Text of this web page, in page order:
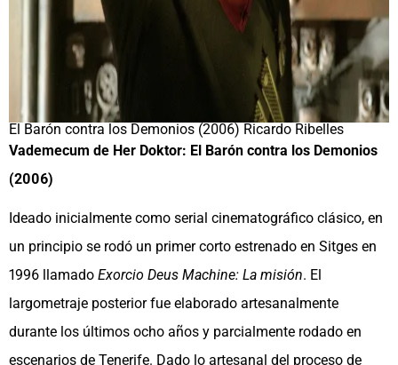
El Barón contra los Demonios (2006) Ricardo Ribelles
Vademecum de Her Doktor: El Barón contra los Demonios
(2006)
Ideado inicialmente como serial cinematográfico clásico, en
un principio se rodó un primer corto estrenado en Sitges en
1996 llamado Exorcio Deus Machine: La misión. El
largometraje posterior fue elaborado artesanalmente
durante los últimos ocho años y parcialmente rodado en
escenarios de Tenerife. Dado lo artesanal del proceso de